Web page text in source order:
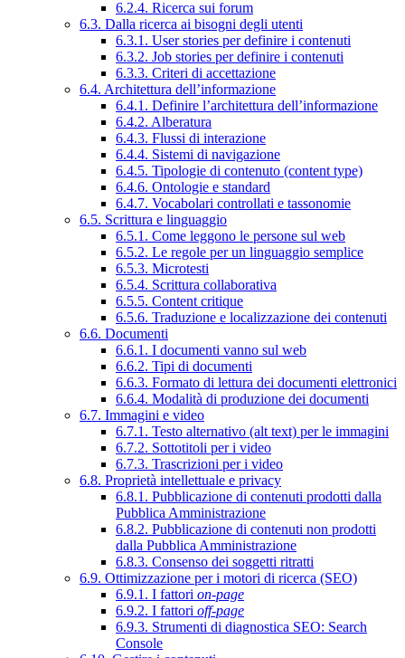
6.2.4. Ricerca sui forum
6.3. Dalla ricerca ai bisogni degli utenti
6.3.1. User stories per definire i contenuti
6.3.2. Job stories per definire i contenuti
6.3.3. Criteri di accettazione
6.4. Architettura dell’informazione
6.4.1. Definire l’architettura dell’informazione
6.4.2. Alberatura
6.4.3. Flussi di interazione
6.4.4. Sistemi di navigazione
6.4.5. Tipologie di contenuto (content type)
6.4.6. Ontologie e standard
6.4.7. Vocabolari controllati e tassonomie
6.5. Scrittura e linguaggio
6.5.1. Come leggono le persone sul web
6.5.2. Le regole per un linguaggio semplice
6.5.3. Microtesti
6.5.4. Scrittura collaborativa
6.5.5. Content critique
6.5.6. Traduzione e localizzazione dei contenuti
6.6. Documenti
6.6.1. I documenti vanno sul web
6.6.2. Tipi di documenti
6.6.3. Formato di lettura dei documenti elettronici
6.6.4. Modalità di produzione dei documenti
6.7. Immagini e video
6.7.1. Testo alternativo (alt text) per le immagini
6.7.2. Sottotitoli per i video
6.7.3. Trascrizioni per i video
6.8. Proprietà intellettuale e privacy
6.8.1. Pubblicazione di contenuti prodotti dalla
Pubblica Amministrazione
6.8.2. Pubblicazione di contenuti non prodotti
dalla Pubblica Amministrazione
6.8.3. Consenso dei soggetti ritratti
6.9. Ottimizzazione per i motori di ricerca (SEO)
6.9.1. I fattori on-page
6.9.2. I fattori off-page
6.9.3. Strumenti di diagnostica SEO: Search
Console